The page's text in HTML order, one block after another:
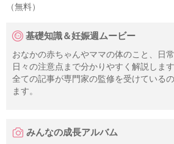
（無料）
基礎知識＆妊娠週ムービー
おなかの赤ちゃんやママの体のこと、日
日々の注意点まで分かりやすく解説します
全ての記事が専門家の監修を受けている
ます。
みんなの成長アルバム